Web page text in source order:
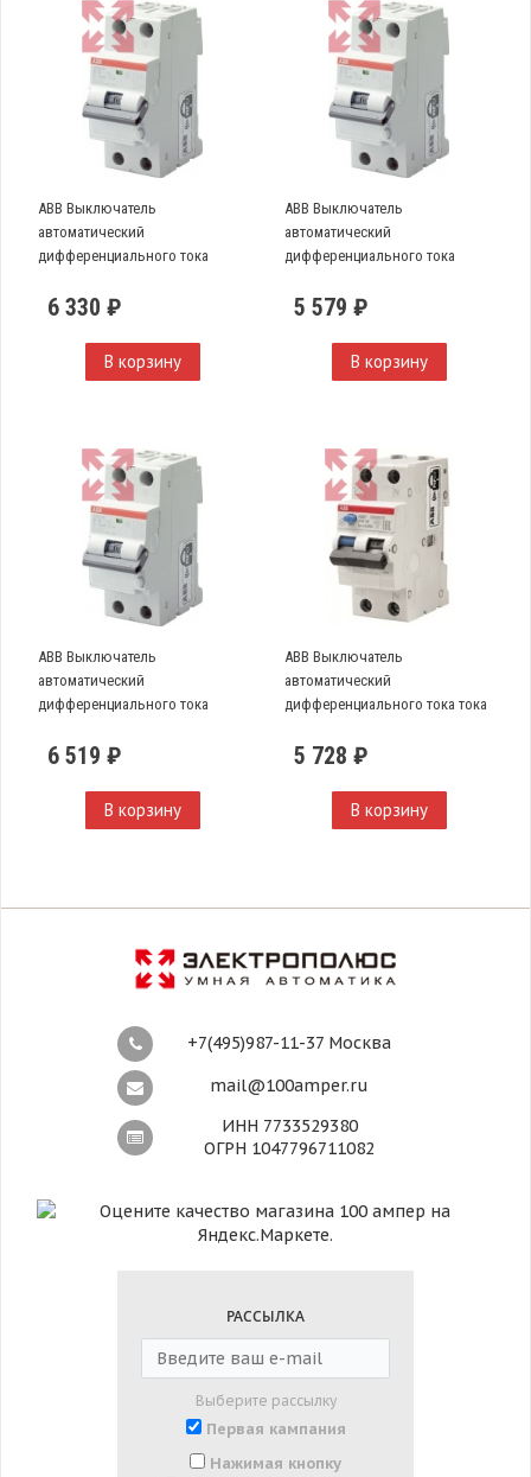
ABB Выключатель
автоматический
дифференциального тока
6 330 ₽
В корзину
ABB Выключатель
автоматический
дифференциального тока
5 579 ₽
В корзину
ABB Выключатель
автоматический
дифференциального тока
6 519 ₽
В корзину
ABB Выключатель
автоматический
дифференциального тока тока
5 728 ₽
В корзину
+7(495)987-11-37 Москва
mail@100amper.ru
ИНН 7733529380
ОГРН 1047796711082
РАССЫЛКА
Выберите рассылку
Первая кампания
Нажимая кнопку